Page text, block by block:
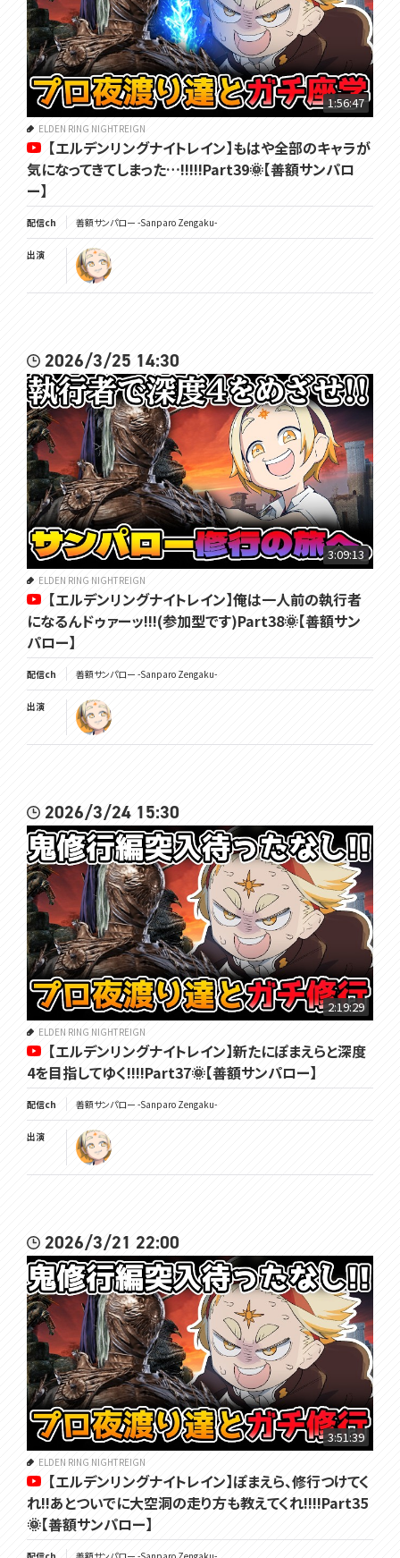
1:56:47
ELDEN RING NIGHTREIGN
【エルデンリングナイトレイン】もはや全部のキャラが
気になってきてしまった…!!!!!Part39🌞【善額サンパロ
ー】
配信ch 善額サンパロー -Sanparo Zengaku-
出演
2026/3/25 14:30
3:09:13
ELDEN RING NIGHTREIGN
【エルデンリングナイトレイン】俺は一人前の執行者
になるんドゥァーッ!!!(参加型です)Part38🌞【善額サン
パロー】
配信ch 善額サンパロー -Sanparo Zengaku-
出演
2026/3/24 15:30
2:19:29
ELDEN RING NIGHTREIGN
【エルデンリングナイトレイン】新たにぽまえらと深度
4を目指してゆく!!!!Part37🌞【善額サンパロー】
配信ch 善額サンパロー -Sanparo Zengaku-
出演
2026/3/21 22:00
3:51:39
ELDEN RING NIGHTREIGN
【エルデンリングナイトレイン】ぽまえら、修行つけてく
れ!!あとついでに大空洞の走り方も教えてくれ!!!!Part35
🌞【善額サンパロー】